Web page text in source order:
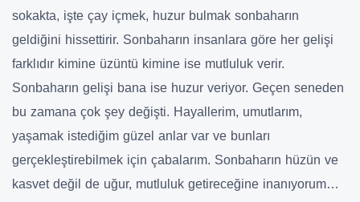
sokakta, işte çay içmek, huzur bulmak sonbaharın
geldiğini hissettirir. Sonbaharın insanlara göre her gelişi
farklıdır kimine üzüntü kimine ise mutluluk verir.
Sonbaharın gelişi bana ise huzur veriyor. Geçen seneden
bu zamana çok şey değişti. Hayallerim, umutlarım,
yaşamak istediğim güzel anlar var ve bunları
gerçekleştirebilmek için çabalarım. Sonbaharın hüzün ve
kasvet değil de uğur, mutluluk getireceğine inanıyorum…